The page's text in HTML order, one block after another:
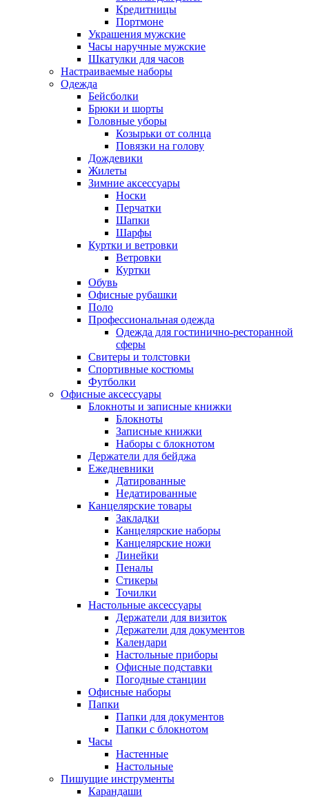
Кредитницы
Портмоне
Украшения мужские
Часы наручные мужские
Шкатулки для часов
Настраиваемые наборы
Одежда
Бейсболки
Брюки и шорты
Головные уборы
Козырьки от солнца
Повязки на голову
Дождевики
Жилеты
Зимние аксессуары
Носки
Перчатки
Шапки
Шарфы
Куртки и ветровки
Ветровки
Куртки
Обувь
Офисные рубашки
Поло
Профессиональная одежда
Одежда для гостинично-ресторанной
сферы
Свитеры и толстовки
Спортивные костюмы
Футболки
Офисные аксессуары
Блокноты и записные книжки
Блокноты
Записные книжки
Наборы с блокнотом
Держатели для бейджа
Ежедневники
Датированные
Недатированные
Канцелярские товары
Закладки
Канцелярские наборы
Канцелярские ножи
Линейки
Пеналы
Стикеры
Точилки
Настольные аксессуары
Держатели для визиток
Держатели для документов
Календари
Настольные приборы
Офисные подставки
Погодные станции
Офисные наборы
Папки
Папки для документов
Папки с блокнотом
Часы
Настенные
Настольные
Пишущие инструменты
Карандаши